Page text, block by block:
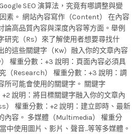
SEO 演算法，究竟有哪調整與變
素。 網站內容寫作（Content） 在內容
論高品質內容與深度內容等方面。舉例
研究（Rs）來了解使用者想要尋找什
的這些關鍵字（Kw）融入你的文章內容
權重分數：+3 說明：頁面內容必須具
（Research） 權重分數：+3 說明：調
所可能會使用的關鍵字。 關鍵字
+2 說明：將目標關鍵字融入你的文章內
） 權重分數：+2 說明：建立即時、最新
內容。 多媒體（Multimedia） 權重分
中使用圖片、影片、聲音...等等多媒體。